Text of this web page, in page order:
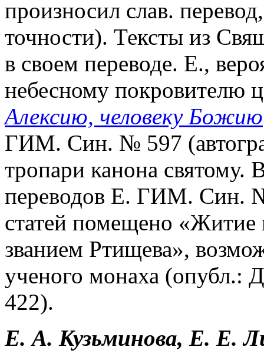
произносил слав.
точности). Тексты из
в своем переводе. Е.,
небесному покровителю
Алексию, человеку Божию
ГИМ. Син. № 597
тропари канона святому.
переводов Е. ГИМ. Син.
статей помещено
званием Ртищева»,
ученого монаха
422).
Е. А. Кузьминова, Е. Е.